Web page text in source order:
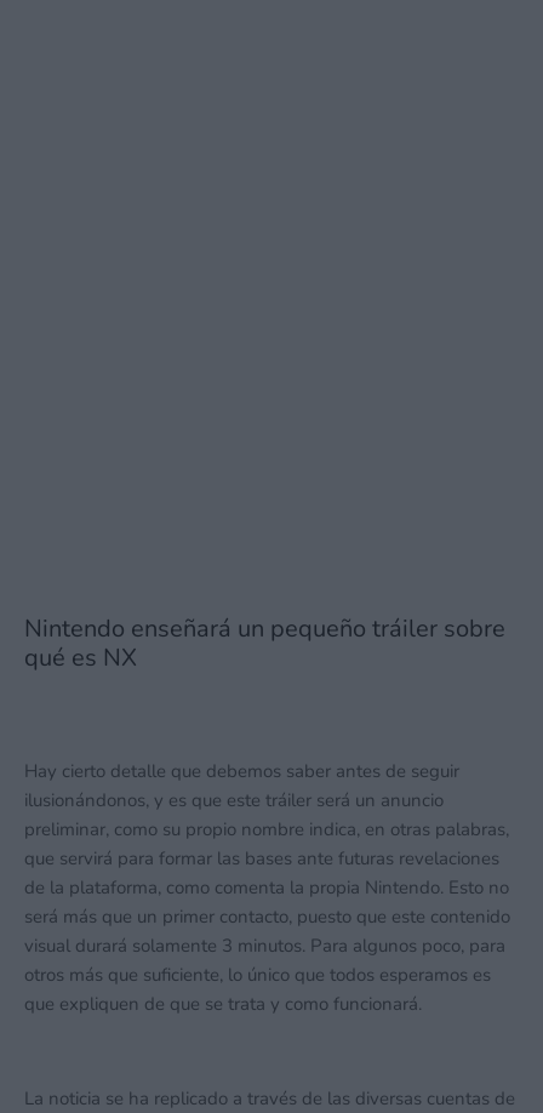
Nintendo enseñará un pequeño tráiler sobre
qué es NX
Hay cierto detalle que debemos saber antes de seguir
ilusionándonos, y es que este tráiler será un anuncio
preliminar, como su propio nombre indica, en otras palabras,
que servirá para formar las bases ante futuras revelaciones
de la plataforma, como comenta la propia Nintendo. Esto no
será más que un primer contacto, puesto que este contenido
visual durará solamente 3 minutos. Para algunos poco, para
otros más que suficiente, lo único que todos esperamos es
que expliquen de que se trata y como funcionará.
La noticia se ha replicado a través de las diversas cuentas de